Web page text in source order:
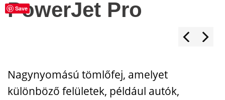
PowerJet Pro
Save
Nagynyomású tömlőfej, amelyet
különböző felületek, például autók,